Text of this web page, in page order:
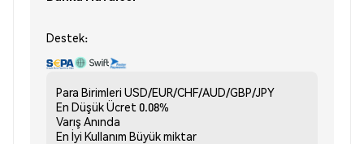
Destek:
Para Birimleri USD/EUR/CHF/AUD/GBP/JPY
En Düşük Ücret 0.08%
Varış Anında
En İyi Kullanım Büyük miktar